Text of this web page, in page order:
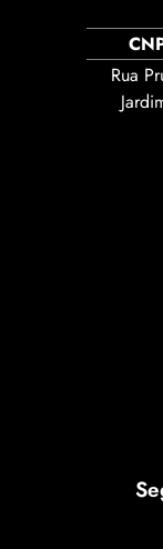
Rua